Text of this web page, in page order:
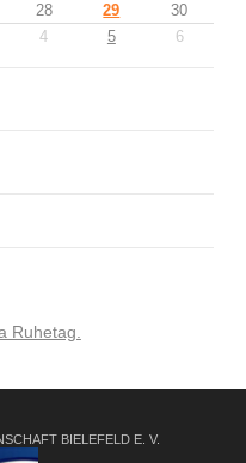
28 29
30
4 5 6
Ruhetag.
BIELEFELD E. V.